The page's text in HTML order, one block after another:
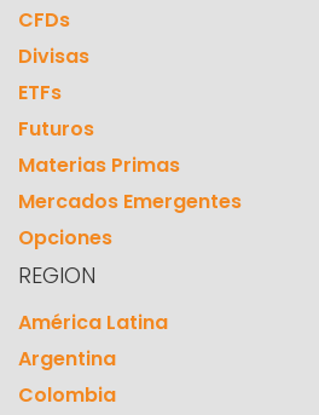
CFDs
Divisas
ETFs
Futuros
Materias Primas
Mercados Emergentes
Opciones
REGION
América Latina
Argentina
Colombia